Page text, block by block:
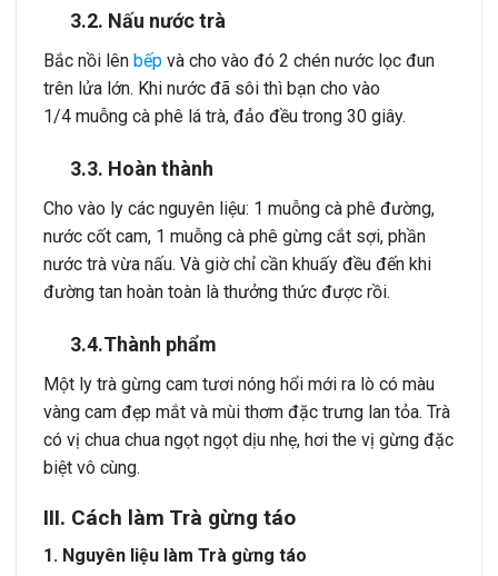
3.2. Nấu nước trà
Bắc nồi lên bếp và cho vào đó 2 chén nước lọc đun
trên lửa lớn. Khi nước đã sôi thì bạn cho vào
1/4 muỗng cà phê lá trà, đảo đều trong 30 giây.
3.3. Hoàn thành
Cho vào ly các nguyên liệu: 1 muỗng cà phê đường,
nước cốt cam, 1 muỗng cà phê gừng cắt sợi, phần
nước trà vừa nấu. Và giờ chỉ cần khuấy đều đến khi
đường tan hoàn toàn là thưởng thức được rồi.
3.4.Thành phẩm
Một ly trà gừng cam tươi nóng hổi mới ra lò có màu
vàng cam đẹp mắt và mùi thơm đặc trưng lan tỏa. Trà
có vị chua chua ngọt ngọt dịu nhẹ, hơi the vị gừng đặc
biệt vô cùng.
III. Cách làm Trà gừng táo
1. Nguyên liệu làm Trà gừng táo